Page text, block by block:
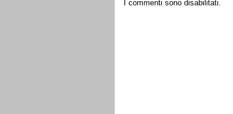
I commenti sono disabilitati.